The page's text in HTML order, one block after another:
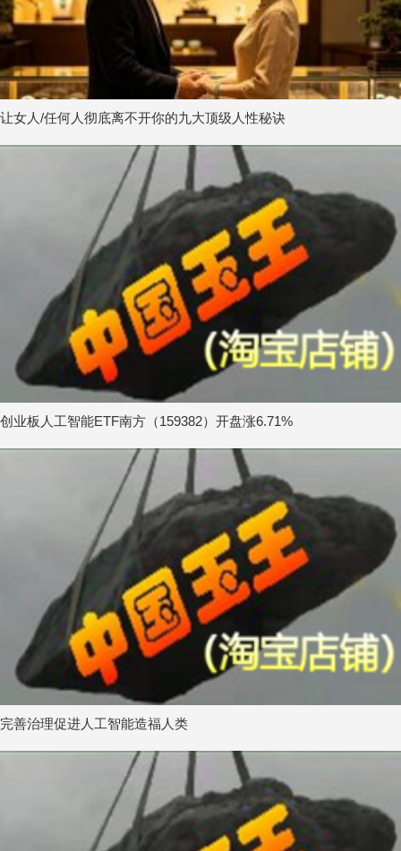
让女人/任何人彻底离不开你的九大顶级人性秘诀
创业板人工智能ETF南方（159382）开盘涨6.71%
完善治理促进人工智能造福人类